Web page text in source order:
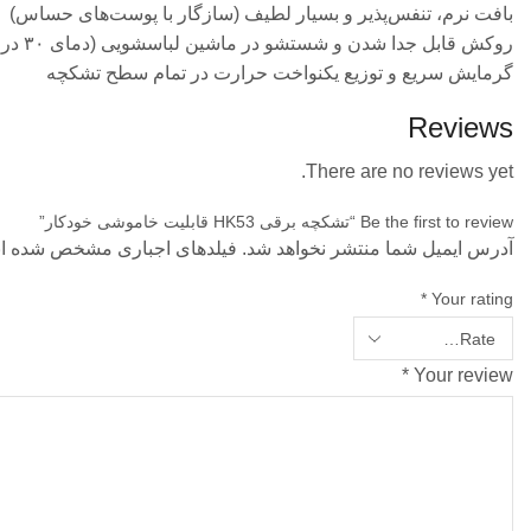
بافت نرم، تنفس‌پذیر و بسیار لطیف (سازگار با پوست‌های حساس)
روکش قابل جدا شدن و شستشو در ماشین لباسشویی (دمای ۳۰ درجه سانتی‌گراد)
گرمایش سریع و توزیع یکنواخت حرارت در تمام سطح تشکچه
Reviews
There are no reviews yet.
Be the first to review “تشکچه برقی HK53 قابلیت خاموشی خودکار”
آدرس ایمیل شما منتشر نخواهد شد. فیلدهای اجباری مشخص شده
Your rating
*
Your review
*